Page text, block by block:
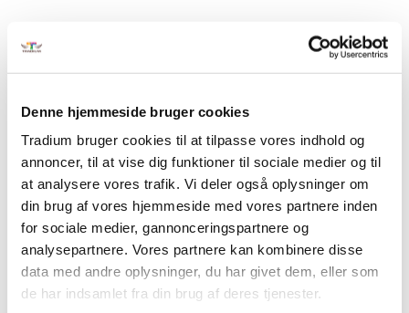
Denne hjemmeside bruger cookies
Tradium bruger cookies til at tilpasse vores indhold og
annoncer, til at vise dig funktioner til sociale medier og til
at analysere vores trafik. Vi deler også oplysninger om
din brug af vores hjemmeside med vores partnere inden
for sociale medier, gannonceringspartnere og
analysepartnere. Vores partnere kan kombinere disse
data med andre oplysninger, du har givet dem, eller som
de har indsamlet fra din brug af deres tjenester.
Værd at vide om
elevakademi
Information
Elevuddannelse i verdensklasse
Retail